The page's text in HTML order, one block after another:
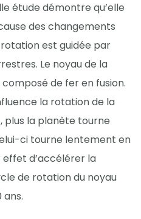
étude démontre qu’elle
des changements
est guidée par
Le noyau de la
de fer en fusion.
la rotation de la
plus la planète tourne
ci tourne lentement en
d’accélérer la
de rotation du noyau